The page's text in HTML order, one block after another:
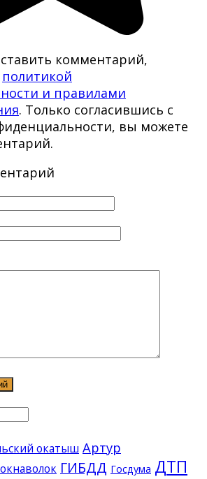
комментарий,
политикой
и правилами
. Только согласившись с
вы можете
окатыш Артур
ГИБДД Госдума ДТП